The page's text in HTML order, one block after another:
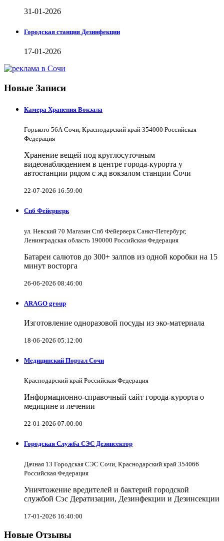
31-01-2026
Городская станция Дезинфекции
17-01-2026
Новые Записи
Камера Хранения Вокзала
Горького 56А Сочи, Краснодарский край 354000 Российская
Федерация
Хранение вещей под круглосуточным
видеонаблюдением в центре города-курорта у
автостанции рядом с жд вокзалом станции Сочи
22-07-2026 16:59:00
Спб Фейерверк
ул. Невский 70 Магазин Спб Фейерверк Санкт-Петербург,
Ленинградская область 190000 Российская Федерация
Батареи салютов до 300+ залпов из одной коробки на 15
минут восторга
26-06-2026 08:46:00
ARAGO group
Изготовление одноразовой посуды из эко-материала
18-06-2026 05:12:00
Медицинский Портал Сочи
Краснодарский край Российская Федерация
Информационно-справочный сайт города-курорта о
медицине и лечении
22-01-2026 07:00:00
Городская Служба СЭС Дезинсектор
Дачная 13 Городская СЭС Сочи, Краснодарский край 354066
Российская Федерация
Уничтожение вредителей и бактерий городской
службой Сэс Дератизации, Дезинфекции и Дезинсекции
17-01-2026 16:40:00
Новые Отзывы